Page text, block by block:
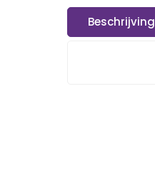
Beschrijving